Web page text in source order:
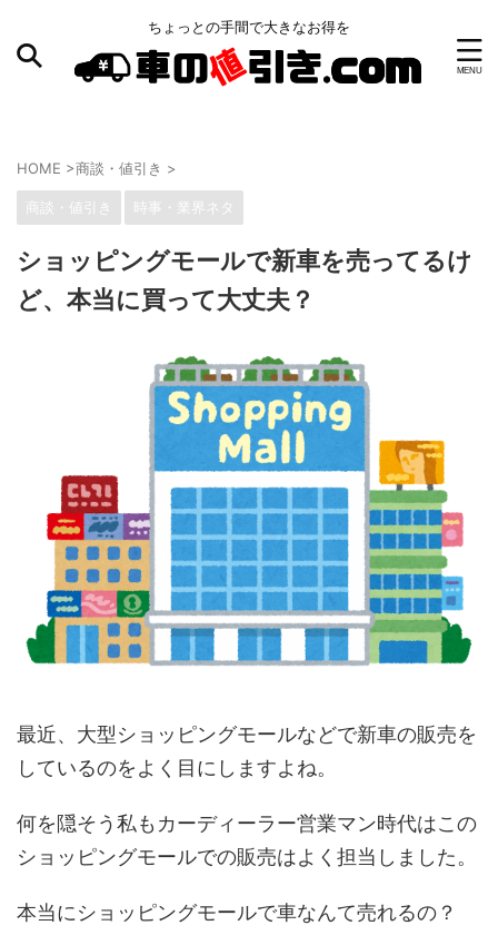
ちょっとの手間で大きなお得を
HOME >商談・値引き >
商談・値引き 時事・業界ネタ
ショッピングモールで新車を売ってるけ
ど、本当に買って大丈夫？
最近、大型ショッピングモールなどで新車の販売を
しているのをよく目にしますよね。
何を隠そう私もカーディーラー営業マン時代はこの
ショッピングモールでの販売はよく担当しました。
本当にショッピングモールで車なんて売れるの？